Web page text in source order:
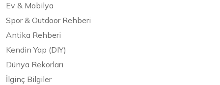
Ev & Mobilya
Spor & Outdoor Rehberi
Antika Rehberi
Kendin Yap (DIY)
Dünya Rekorları
İlginç Bilgiler